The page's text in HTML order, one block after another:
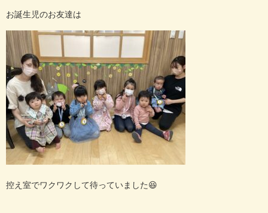
お誕生児のお友達は
控え室でワクワクして待っていました😆